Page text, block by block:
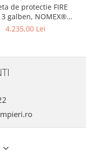
de protectie FIRE
3 galben, NOMEX®
Tought
4.235,00 Lei